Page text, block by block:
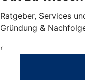
Ratgeber, Services
Gründung &
‹